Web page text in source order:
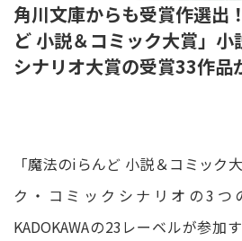
角川文庫からも受賞作選
ど 小説＆コミック大賞」小
シナリオ大賞の受賞33作品
「魔法のiらんど 小説＆コミック
ク・コミックシナリオの3つ
KADOKAWAの23レーベルが参加